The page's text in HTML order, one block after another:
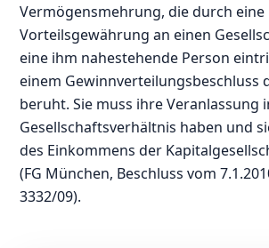
Vermögensmehrung, die durch eine
Vorteilsgewährung an einen
eine ihm nahestehende Person
einem Gewinnverteilungsbeschluss
beruht. Sie muss ihre Veranlassung
Gesellschaftsverhältnis haben und
des Einkommens der
(FG München, Beschluss vom
3332/09).